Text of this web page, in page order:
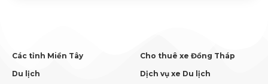
Các tỉnh Miền Tây
Du lịch
Cho thuê xe Đồng Tháp
Dịch vụ xe Du lịch